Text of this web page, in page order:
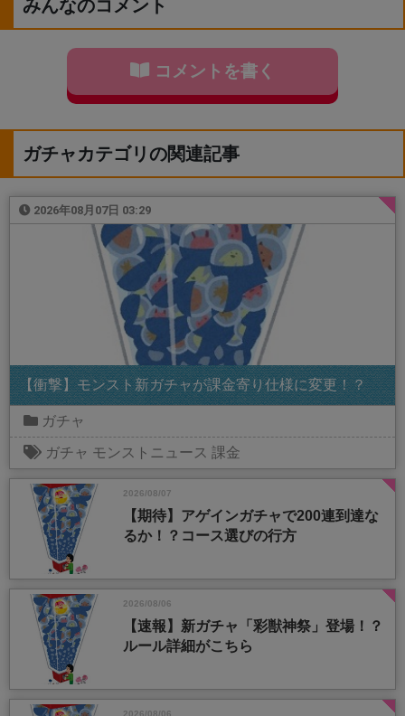
みんなのコメント
コメントを書く
ガチャカテゴリの関連記事
2026年08月07日 03:29
【衝撃】モンスト新ガチャが課金寄り仕様に変更！？
ガチャ
ガチャ モンストニュース 課金
2026/08/07
【期待】アゲインガチャで200連到達な
るか！？コース選びの行方
2026/08/06
【速報】新ガチャ「彩獣神祭」登場！？
ルール詳細がこちら